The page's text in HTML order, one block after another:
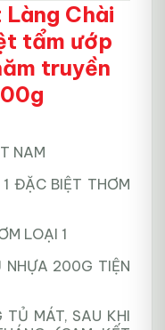
Chài
tẩm ướp
truyền
NAM
ĐẶC BIỆT THƠM
LOẠI 1
NHỰA 200G TIỆN
TỦ MÁT, SAU KHI